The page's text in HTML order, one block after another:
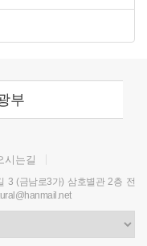
시는길
3 (금남로3가) 삼호별관 2층 전